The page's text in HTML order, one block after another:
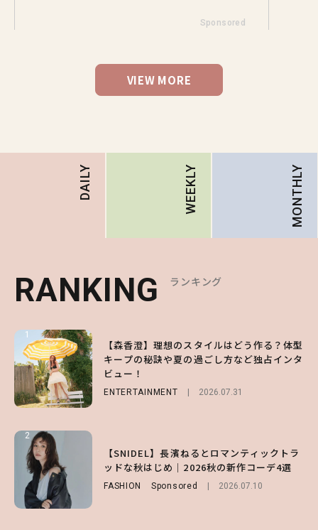
Sponsored
VIEW MORE
DAILY WEEKLY MONTHLY
RANKING ランキング
1
【森香澄】理想のスタイルはどう作る？体型
キープの秘訣や夏の過ごし方など独占インタ
ビュー！
ENTERTAINMENT 2026.07.31
2
【SNIDEL】長濱ねるとロマンティックトラ
ッドな秋はじめ｜2026秋の新作コーデ4選
FASHION Sponsored 2026.07.10
RANKING ランキング
1
【ハローキティ】がスシローと初コラボ♡
第1弾の気になるメニュー＆限定グッズを総
チェック！
LIFESTYLE 2026.07.31
2
【大原優乃】夏メイクはプレイフルに！ドキ
ッとしちゃう色っぽ“うるみ目”のつくり方
BEAUTY 2026.08.01
RANKING ランキング
1
【SNIDEL】長濱ねるとロマンティックトラ
ッドな秋はじめ｜2026秋の新作コーデ4選
2
【付録】総柄ハローキティが可愛すぎ♡ 紀
ノ国屋コラボの“優秀保冷バッグ”は夏の強
い味方！【オトナミューズ9月号増刊】